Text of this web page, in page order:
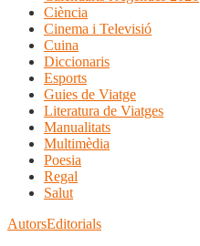
Ciència
Cinema i Televisió
Cuina
Diccionaris
Esports
Guies de Viatge
Literatura de Viatges
Manualitats
Multimèdia
Poesia
Regal
Salut
AutorsEditorials